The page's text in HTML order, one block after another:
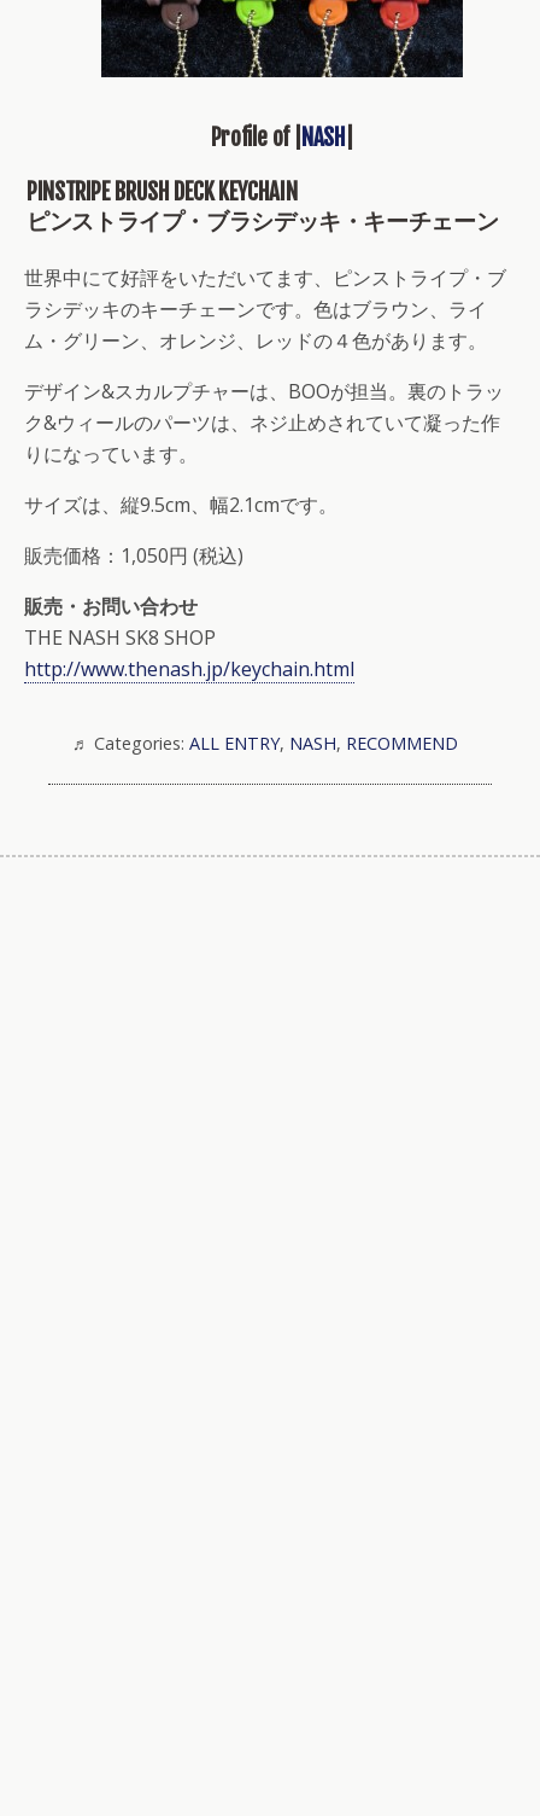
Profile of | NASH
PINSTRIPE BRUSH DECK KEYCHAIN
ピンストライプ・ブラシデッキ・キーチェーン
世界中にて好評をいただいてます、ピンストライプ・ブ
ラシデッキのキーチェーンです。色はブラウン、ライ
ム・グリーン、オレンジ、レッドの４色があります。
デザイン&スカルプチャーは、BOOが担当。裏のトラッ
ク&ウィールのパーツは、ネジ止めされていて凝った作
りになっています。
サイズは、縦9.5cm、幅2.1cmです。
販売価格：1,050円 (税込)
販売・お問い合わせ
THE NASH SK8 SHOP
http://www.thenash.jp/keychain.html
Categories: ALL ENTRY, NASH, RECOMMEND